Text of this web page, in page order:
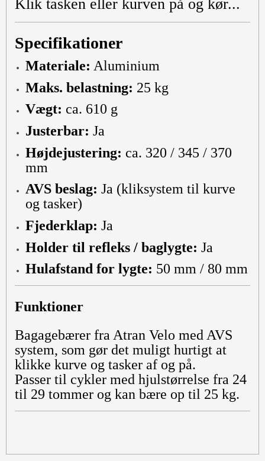
Klik tasken eller kurven på og kør...
Specifikationer
Materiale: Aluminium
Maks. belastning: 25 kg
Vægt: ca. 610 g
Justerbar: Ja
Højdejustering: ca. 320 / 345 / 370
mm
AVS beslag: Ja (kliksystem til kurve
og tasker)
Fjederklap: Ja
Holder til refleks / baglygte: Ja
Hulafstand for lygte: 50 mm / 80 mm
Funktioner
Bagagebærer fra Atran Velo med AVS
system, som gør det muligt hurtigt at
klikke kurve og tasker af og på.
Passer til cykler med hjulstørrelse fra 24
til 29 tommer og kan bære op til 25 kg.